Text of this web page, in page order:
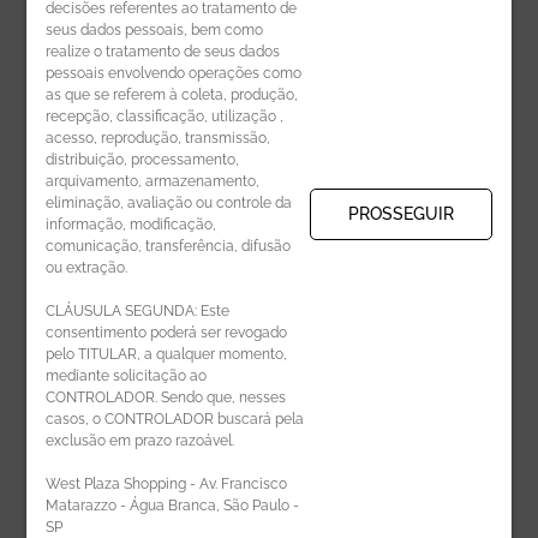
decisões referentes ao tratamento de
seus dados pessoais, bem como
realize o tratamento de seus dados
pessoais envolvendo operações como
as que se referem à coleta, produção,
recepção, classificação, utilização ,
acesso, reprodução, transmissão,
distribuição, processamento,
arquivamento, armazenamento,
eliminação, avaliação ou controle da
informação, modificação,
comunicação, transferência, difusão
ou extração.
CLÁUSULA SEGUNDA: Este
consentimento poderá ser revogado
pelo TITULAR, a qualquer momento,
mediante solicitação ao
CONTROLADOR. Sendo que, nesses
casos, o CONTROLADOR buscará pela
exclusão em prazo razoável.
West Plaza Shopping - Av. Francisco
Matarazzo - Água Branca, São Paulo -
SP
PROSSEGUIR
CADASTRE-SE
Receba novidades por e-mail: